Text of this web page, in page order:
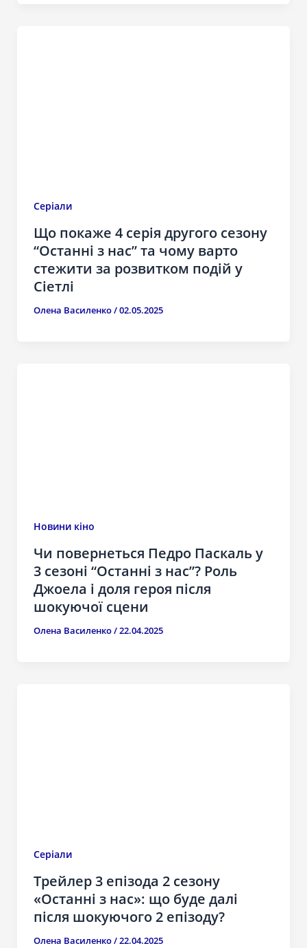
Серіали
Що покаже 4 серія другого сезону
“Останні з нас” та чому варто
стежити за розвитком подій у
Сіетлі
Олена Василенко/02.05.2025
Новини кіно
Чи повернеться Педро Паскаль у
3 сезоні “Останні з нас”? Роль
Джоела і доля героя після
шокуючої сцени
Олена Василенко/22.04.2025
Серіали
Трейлер 3 епізода 2 сезону
«Останні з нас»: що буде далі
після шокуючого 2 епізоду?
Олена Василенко/22.04.2025